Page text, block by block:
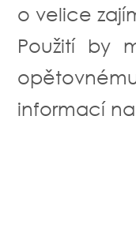
o velice
Použití by
informací